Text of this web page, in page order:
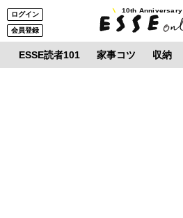
ログイン
会員登録
10th Anniversary
ESSE読者101 家事コツ 収納